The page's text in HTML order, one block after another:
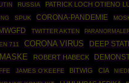
RUSSIA PATRICK LOCH OTIENO
SPUK CORONA-PANDEMIE
MWGFD TWITTER AKTEN
711 CORONA VIRUS DEEP
ROBERT HABECK
JAMES O'KEEFE BITWIG CIA